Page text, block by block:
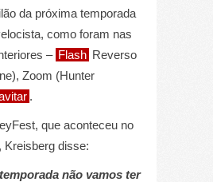
da próxima temporada
como foram nas
– Flash Reverso
Zoom (Hunter
.
que aconteceu no
Kreisberg disse:
não vamos ter